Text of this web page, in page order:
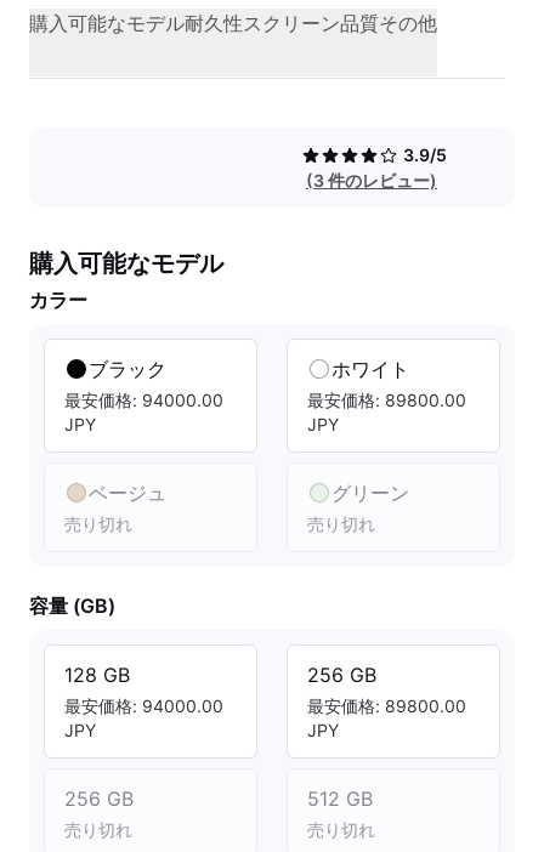
購入可能なモデル耐久性スクリーン品質その他
3.9/5
(3 件のレビュー)
購入可能なモデル
カラー
ブラック
最安価格: 94000.00
JPY
ベージュ
売り切れ
ホワイト
最安価格: 89800.00
JPY
グリーン
売り切れ
容量 (GB)
128 GB
最安価格: 94000.00
JPY
256 GB
売り切れ
256 GB
最安価格: 89800.00
JPY
512 GB
売り切れ